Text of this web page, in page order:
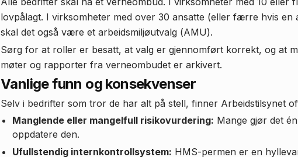
lovpålagt. I virksomheter med over 30 ansatte (eller færre hvis en
skal det også være et arbeidsmiljøutvalg (AMU).
Sørg for at roller er besatt, at valg er gjennomført korrekt, og at
møter og rapporter fra verneombudet er arkivert.
Vanlige funn og konsekvenser
Selv i bedrifter som tror de har alt på stell, finner Arbeidstilsynet
Manglende eller mangelfull risikovurdering: Mange gjør det
oppdatere den.
Ufullstendig internkontrollsystem: HMS-permen er en